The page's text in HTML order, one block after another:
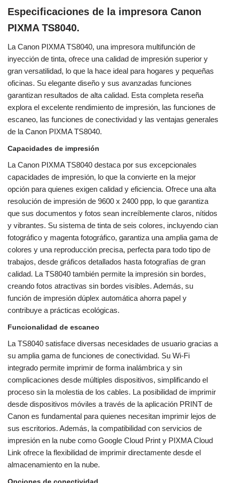
Especificaciones de la impresora Canon
PIXMA TS8040.
La Canon PIXMA TS8040, una impresora multifunción de
inyección de tinta, ofrece una calidad de impresión superior y
gran versatilidad, lo que la hace ideal para hogares y pequeñas
oficinas. Su elegante diseño y sus avanzadas funciones
garantizan resultados de alta calidad. Esta completa reseña
explora el excelente rendimiento de impresión, las funciones de
escaneo, las funciones de conectividad y las ventajas generales
de la Canon PIXMA TS8040.
Capacidades de impresión
La Canon PIXMA TS8040 destaca por sus excepcionales
capacidades de impresión, lo que la convierte en la mejor
opción para quienes exigen calidad y eficiencia. Ofrece una alta
resolución de impresión de 9600 x 2400 ppp, lo que garantiza
que sus documentos y fotos sean increíblemente claros, nítidos
y vibrantes. Su sistema de tinta de seis colores, incluyendo cian
fotográfico y magenta fotográfico, garantiza una amplia gama de
colores y una reproducción precisa, perfecta para todo tipo de
trabajos, desde gráficos detallados hasta fotografías de gran
calidad. La TS8040 también permite la impresión sin bordes,
creando fotos atractivas sin bordes visibles. Además, su
función de impresión dúplex automática ahorra papel y
contribuye a prácticas ecológicas.
Funcionalidad de escaneo
La TS8040 satisface diversas necesidades de usuario gracias a
su amplia gama de funciones de conectividad. Su Wi-Fi
integrado permite imprimir de forma inalámbrica y sin
complicaciones desde múltiples dispositivos, simplificando el
proceso sin la molestia de los cables. La posibilidad de imprimir
desde dispositivos móviles a través de la aplicación PRINT de
Canon es fundamental para quienes necesitan imprimir lejos de
sus escritorios. Además, la compatibilidad con servicios de
impresión en la nube como Google Cloud Print y PIXMA Cloud
Link ofrece la flexibilidad de imprimir directamente desde el
almacenamiento en la nube.